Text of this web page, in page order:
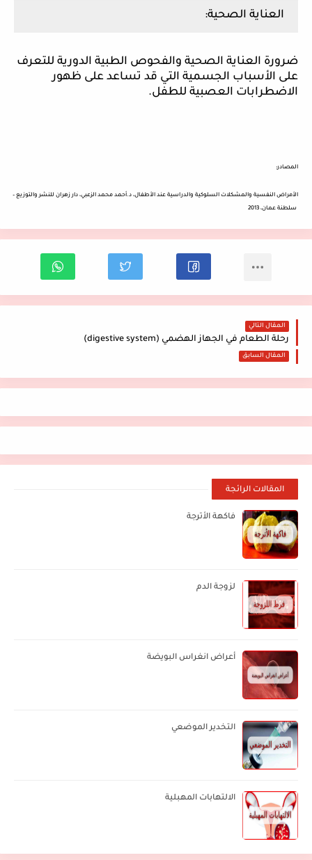
العناية الصحية:
ضرورة العناية الصحية والفحوص الطبية الدورية للتعرف
على الأسباب الجسمية التي قد تساعد على ظهور
الاضطرابات العصبية للطفل.
المصادر:
الأمراض النفسية والمشكلات السلوكية والدراسية عند الأطفال، د.أحمد محمد الزعبي، دار زهران للنشر والتوزيع –
سلطنة عمان،
المقال التالي
رحلة الطعام في الجهاز الهضمي (digestive system)
المقال السابق
المقالات الرائجة
فاكهة الأترجة
لزوجة الدم
أعراض انغراس البويضة
التخدير الموضعي
الالتهابات المهبلية